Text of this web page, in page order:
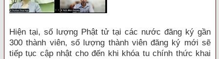
Hiện tại, số lượng Phật tử tại các nước đăng ký gần
300 thành viên, số lượng thành viên đăng ký mới sẽ
tiếp tục cập nhật cho đến khi khóa tu chính thức khai